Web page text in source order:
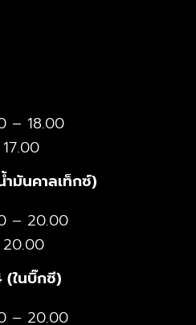
– 18.00
มันคาลเท็กซ์)
– 20.00
(ในบิ๊กซี)
– 20.00